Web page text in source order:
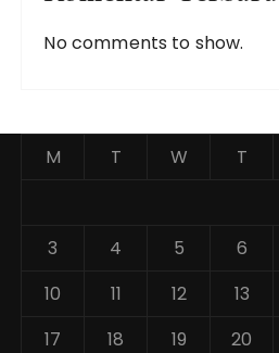
No comments to show.
M T W T
3
4 5 6
10
11 12 13
17
18 19 20